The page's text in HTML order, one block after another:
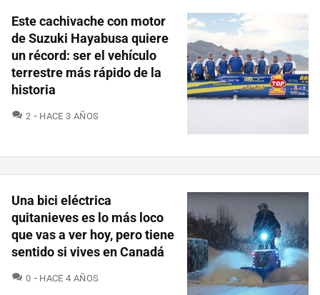
Este cachivache con motor
de Suzuki Hayabusa quiere
un récord: ser el vehículo
terrestre más rápido de la
historia
2 COMENTARIOS
HACE 3 AÑOS
Una bici eléctrica
quitanieves es lo más loco
que vas a ver hoy, pero tiene
sentido si vives en Canadá
0 COMENTARIOS
HACE 4 AÑOS